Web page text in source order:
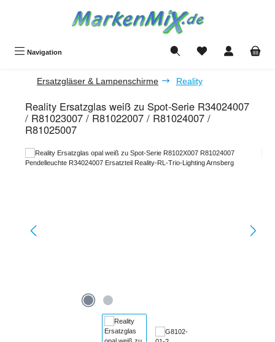
Navigation Du hast 0 Produkte
Ersatzgläser & Lampenschirme Reality
Reality Ersatzglas weiß zu Spot-Serie R34024007
/ R81023007 / R81022007 / R81024007 /
R81025007
Bildergalerie überspringen